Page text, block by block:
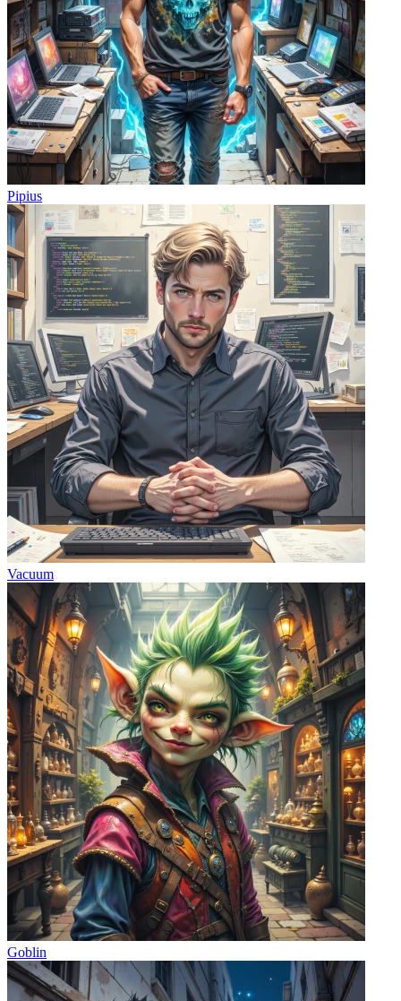
Pipius
Vacuum
Goblin